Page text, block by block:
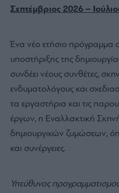
Σεπτέμβριος 2026 –
Ένα νέο ετήσιο πρόγραμμα
υποστήριξης της
συνδέει νέους συνθέτες,
ενδυματολόγους και
τα εργαστήρια και τις
έργων, η Εναλλακτική
δημιουργικών ζυμώσεων,
και συνέργειες.
Υπεύθυνος